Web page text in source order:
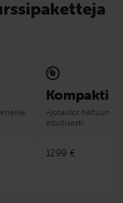
Kompakti
Ajotaidot haltuun
edullisesti
1299 €